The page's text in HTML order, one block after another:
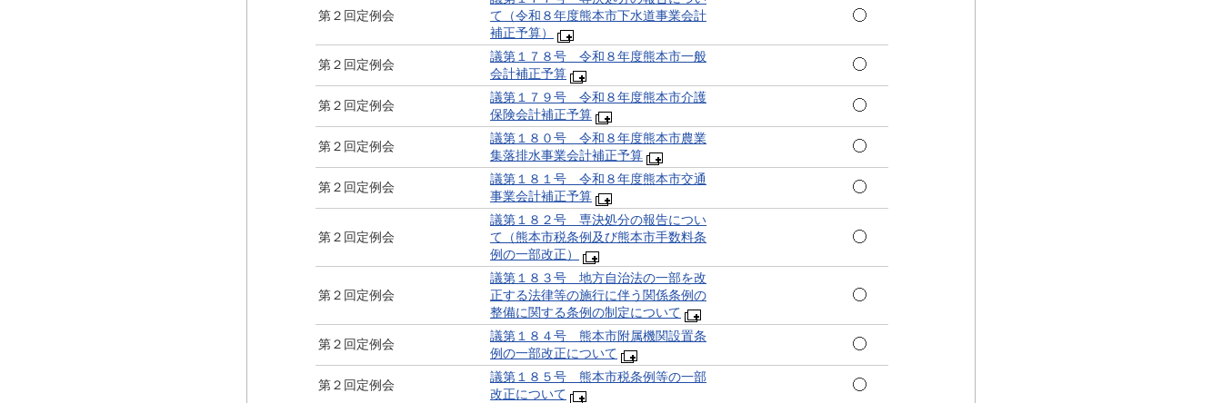
第２回定例会
て（令和８年度熊本市下水道事業会計
補正予算）
第２回定例会
議第１７８号 令和８年度熊本市一般
会計補正予算
第２回定例会
議第１７９号 令和８年度熊本市介護
保険会計補正予算
第２回定例会
議第１８０号 令和８年度熊本市農業
集落排水事業会計補正予算
第２回定例会
議第１８１号 令和８年度熊本市交通
事業会計補正予算
第２回定例会
議第１８２号 専決処分の報告につい
て（熊本市税条例及び熊本市手数料条
例の一部改正）
第２回定例会
議第１８３号 地方自治法の一部を改
正する法律等の施行に伴う関係条例の
整備に関する条例の制定について
第２回定例会
議第１８４号 熊本市附属機関設置条
例の一部改正について
第２回定例会
議第１８５号 熊本市税条例等の一部
改正について